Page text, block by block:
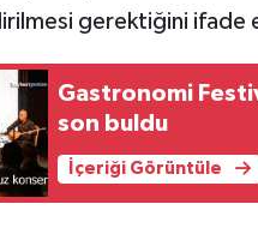
gerektiğini ifade
Gastronomi
son buldu
İçeriği Görüntüle